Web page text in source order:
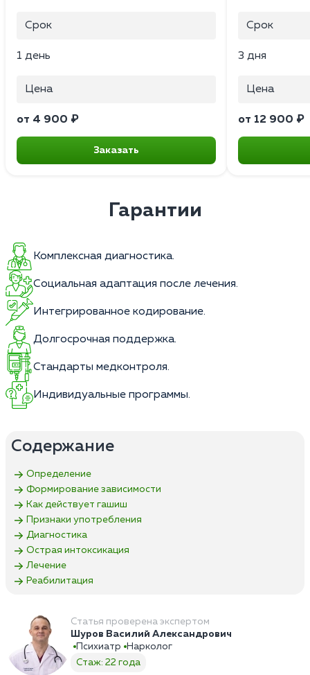
Срок
1 день
Цена
от 4 900 ₽
Заказать
Срок
3 дня
Цена
от 12 900 ₽
Гарантии
Комплексная диагностика.
Социальная адаптация после лечения.
Интегрированное кодирование.
Долгосрочная поддержка.
Стандарты медконтроля.
Индивидуальные программы.
Содержание
Определение
Формирование зависимости
Как действует гашиш
Признаки употребления
Диагностика
Острая интоксикация
Лечение
Реабилитация
Статья проверена экспертом
Шуров Василий Александрович
Психиатр
Нарколог
Стаж: 22 года